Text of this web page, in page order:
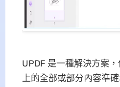
UPDF 是一種解決方案
上的全部或部分內容準